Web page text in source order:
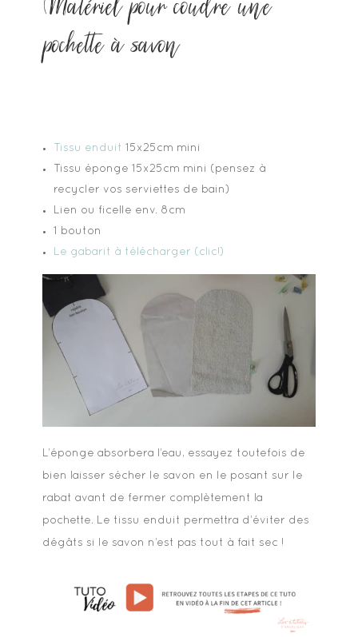
Matériel pour coudre une
pochette à savon
Tissu enduit 15x25cm mini
Tissu éponge 15x25cm mini (pensez à
recycler vos serviettes de bain)
Lien ou ficelle env. 8cm
1 bouton
Le gabarit à télécharger (clic!)
L’éponge absorbera l’eau, essayez toutefois de
bien laisser sécher le savon en le posant sur le
rabat avant de fermer complètement la
pochette. Le tissu enduit permettra d’éviter des
dégâts si le savon n’est pas tout à fait sec !